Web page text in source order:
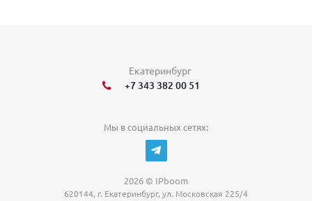
Екатеринбург
+7 343 382 00 51
Мы в социальных сетях:
2026 © IPboom
620144, г. Екатеринбург, ул. Московская 225/4